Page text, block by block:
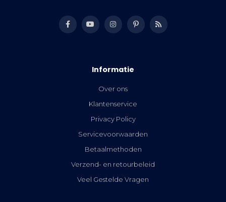
Informatie
Over ons
Klantenservice
Privacy Policy
Servicevoorwaarden
Betaalmethoden
Verzend- en retourbeleid
Veel Gestelde Vragen